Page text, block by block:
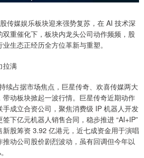
传媒娱乐板块迎来强势复苏，在 AI 技术深
重催化下，板块内龙头公司动作频频，股
生态正经历全方位革新与重塑。
拉满
续占据市场焦点，巨星传奇、欢喜传媒两大
动板块掀起一波行情。巨星传奇近期动作
成立合资公司，聚焦消费级 IP 机器人开发
下亿元机器人销售合同，稳步推进 “AI+IP”
股筹资 3.92 亿港元，近七成资金用于演唱
动公司股价剧烈波动，虽有回调但今年以